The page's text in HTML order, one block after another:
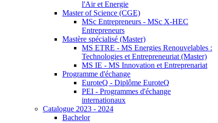
l'Air et Energie
Master of Science (CGE)
MSc Entrepreneurs - MSc X-HEC
Entrepreneurs
Mastère spécialisé (Master)
MS ETRE - MS Energies Renouvelables :
Technologies et Entrepreneuriat (Master)
MS IE - MS Innovation et Entreprenariat
Programme d'échange
EuroteQ - Diplôme EuroteQ
PEI - Programmes d'échange
internationaux
Catalogue 2023 - 2024
Bachelor